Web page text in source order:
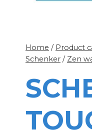
Home / Product
Schenker / Zen